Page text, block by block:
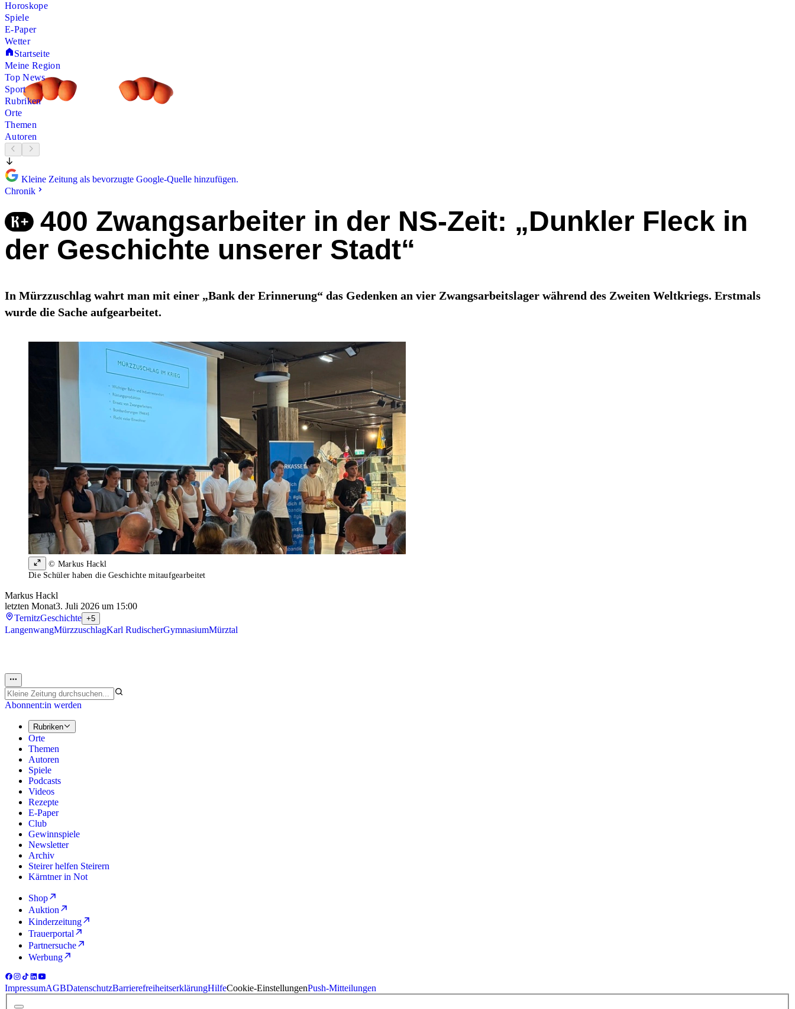
Horoskope
Spiele
E-Paper
Wetter
Startseite
Meine Region
Top News
Sport
Rubriken
Orte
Themen
Autoren
Kleine Zeitung als bevorzugte Google-Quelle hinzufügen.
Chronik
400 Zwangsarbeiter in der NS-Zeit: „Dunkler Fleck in
der Geschichte unserer Stadt“
In Mürzzuschlag wahrt man mit einer „Bank der Erinnerung“ das Gedenken an vier Zwangsarbeitslager während des Zweiten Weltkriegs. Erstmals
wurde die Sache aufgearbeitet.
© Markus Hackl
Die Schüler haben die Geschichte mitaufgearbeitet
Markus Hackl
letzten Monat3. Juli 2026 um 15:00
TernitzGeschichte +5
LangenwangMürzzuschlagKarl RudischerGymnasiumMürztal
Abonnent:in werden
Rubriken
Orte
Themen
Autoren
Spiele
Podcasts
Videos
Rezepte
E-Paper
Club
Gewinnspiele
Newsletter
Archiv
Steirer helfen Steirern
Kärntner in Not
Shop
Auktion
Kinderzeitung
Trauerportal
Partnersuche
Werbung
ImpressumAGBDatenschutzBarrierefreiheitserklärungHilfeCookie-EinstellungenPush-Mitteilungen